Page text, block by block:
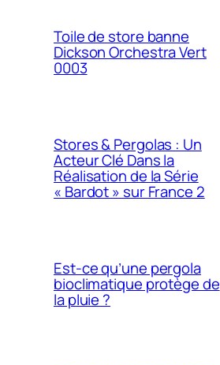
Toile de store banne
Dickson Orchestra Vert
0003
Stores & Pergolas : Un
Acteur Clé Dans la
Réalisation de la Série
« Bardot » sur France 2
Est-ce qu’une pergola
bioclimatique protège de
la pluie ?